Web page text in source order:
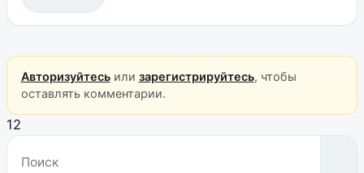
Авторизуйтесьили зарегистрируйтесь, чтобы
оставлять комментарии.
12